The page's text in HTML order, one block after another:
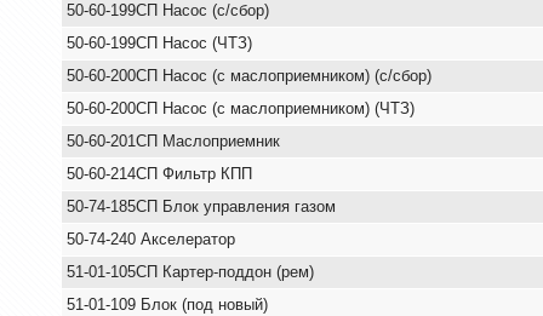
50-60-199СП Насос (с/сбор)
50-60-199СП Насос (ЧТЗ)
50-60-200СП Насос (с маслоприемником) (с/сбор)
50-60-200СП Насос (с маслоприемником) (ЧТЗ)
50-60-201СП Маслоприемник
50-60-214СП Фильтр КПП
50-74-185СП Блок управления газом
50-74-240 Акселератор
51-01-105СП Картер-поддон (рем)
51-01-109 Блок (под новый)